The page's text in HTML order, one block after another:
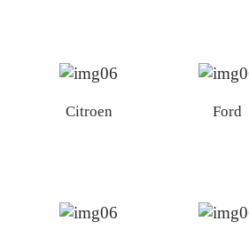
Citroen Ford